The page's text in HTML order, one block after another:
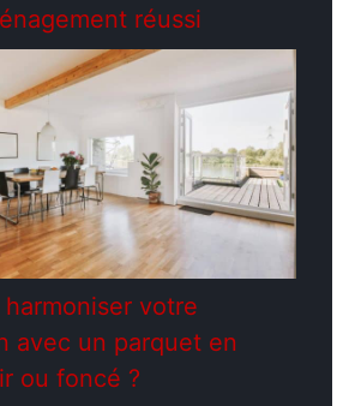
réussi
votre
avec un parquet en
ou foncé ?